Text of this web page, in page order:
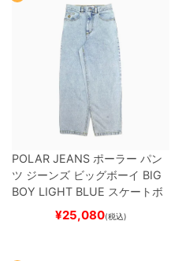
POLAR JEANS ポーラー パン
ツ ジーンズ ビッグボーイ BIG
BOY LIGHT BLUE スケートボ
ード スケボー
¥25,080(税込)